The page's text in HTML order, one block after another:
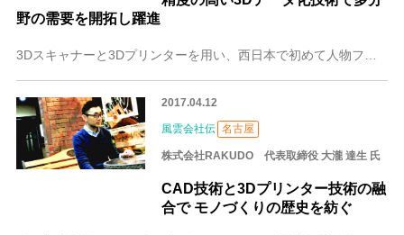
野の需要を開拓し躍進
2017.04.12
風雲会社伝 名古屋
株式会社RAKUDO 代表取締役 大瀧 達生 氏
CAD技術と3Dプリンター技術の融
合で モノづくりの歴史を紡ぐ